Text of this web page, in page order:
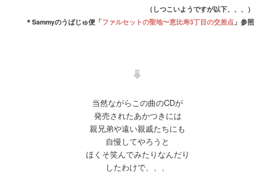
（しつこいようですが以下、、、）
＊Sammyのうばじゅ便「ファルセットの聖地〜恵比寿3丁目の交差点」参照
当然ながらこの曲のCDが
発売されたあかつきには
親兄弟や遠い親戚たちにも
自慢してやろうと
ほくそ笑んでみたりなんだり
したわけで、、、